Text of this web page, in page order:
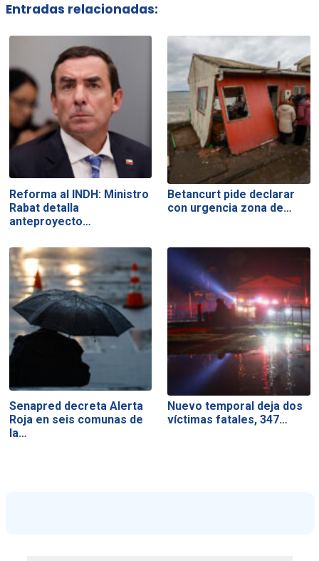
Entradas relacionadas:
Reforma al INDH: Ministro
Rabat detalla
anteproyecto…
Betancurt pide declarar
con urgencia zona de…
Senapred decreta Alerta
Roja en seis comunas de
la…
Nuevo temporal deja dos
víctimas fatales, 347…